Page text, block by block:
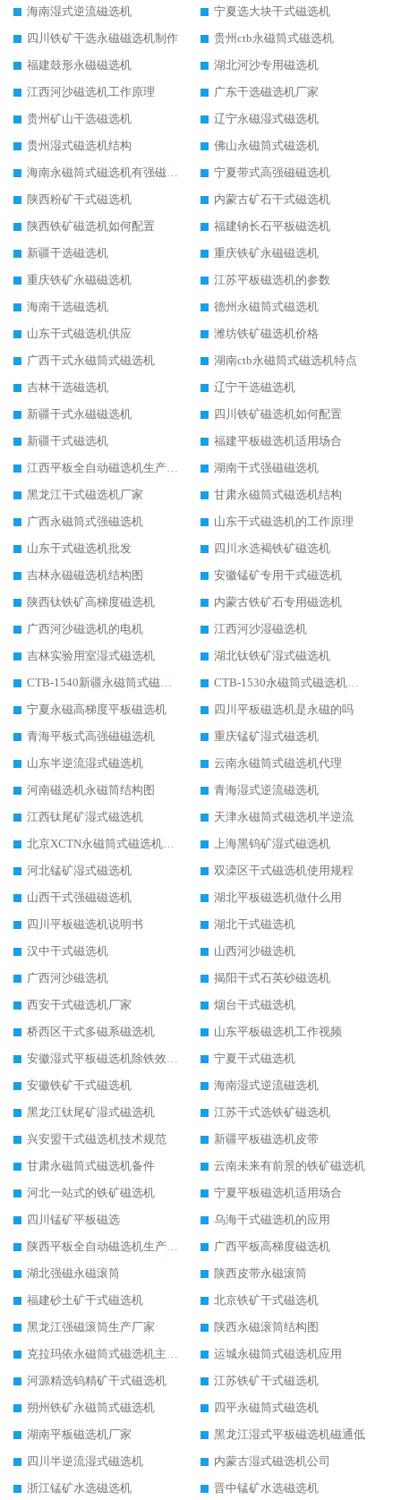
海南湿式逆流磁选机
宁夏选大块干式磁选机
四川铁矿干选永磁磁选机制作
贵州ctb永磁筒式磁选机
福建鼓形永磁磁选机
湖北河沙专用磁选机
江西河沙磁选机工作原理
广东干选磁选机厂家
贵州矿山干选磁选机
辽宁永磁湿式磁选机
贵州湿式磁选机结构
佛山永磁筒式磁选机
海南永磁筒式磁选机有强磁的吗
宁夏带式高强磁磁选机
陕西粉矿干式磁选机
内蒙古矿石干式磁选机
陕西铁矿磁选机如何配置
福建钠长石平板磁选机
新疆干选磁选机
重庆铁矿永磁磁选机
重庆铁矿永磁磁选机
江苏平板磁选机的参数
海南干选磁选机
德州永磁筒式磁选机
山东干式磁选机供应
潍坊铁矿磁选机价格
广西干式永磁筒式磁选机
湖南ctb永磁筒式磁选机特点
吉林干选磁选机
辽宁干选磁选机
新疆干式永磁磁选机
四川铁矿磁选机如何配置
新疆干式磁选机
福建平板磁选机适用场合
江西平板全自动磁选机生产厂家
湖南干式强磁磁选机
黑龙江干式磁选机厂家
甘肃永磁筒式磁选机结构
广西永磁筒式强磁选机
山东干式磁选机的工作原理
山东干式磁选机批发
四川水选褐铁矿磁选机
吉林永磁磁选机结构图
安徽锰矿专用干式磁选机
陕西钛铁矿高梯度磁选机
内蒙古铁矿石专用磁选机
广西河沙磁选机的电机
江西河沙湿磁选机
吉林实验用室湿式磁选机
湖北钛铁矿湿式磁选机
CTB-1540新疆永磁筒式磁选机
CTB-1530永磁筒式磁选机代理商
宁夏永磁高梯度平板磁选机
四川平板磁选机是永磁的吗
青海平板式高强磁磁选机
重庆锰矿湿式磁选机
山东半逆流湿式磁选机
云南永磁筒式磁选机代理
河南磁选机永磁筒结构图
青海湿式逆流磁选机
江西钛尾矿湿式磁选机
天津永磁筒式磁选机半逆流
北京XCTN永磁筒式磁选机磁块位置
上海黑钨矿湿式磁选机
河北锰矿湿式磁选机
双滦区干式磁选机使用规程
山西干式强磁磁选机
湖北平板磁选机做什么用
四川平板磁选机说明书
湖北干式磁选机
汉中干式磁选机
山西河沙磁选机
广西河沙磁选机
揭阳干式石英砂磁选机
西安干式磁选机厂家
烟台干式磁选机
桥西区干式多磁系磁选机
山东平板磁选机工作视频
安徽湿式平板磁选机除铁效果怎么样
宁夏干式磁选机
安徽铁矿干式磁选机
海南湿式逆流磁选机
黑龙江钛尾矿湿式磁选机
江苏干式选铁矿磁选机
兴安盟干式磁选机技术规范
新疆平板磁选机皮带
甘肃永磁筒式磁选机备件
云南未来有前景的铁矿磁选机
河北一站式的铁矿磁选机
宁夏平板磁选机适用场合
四川锰矿平板磁选
乌海干式磁选机的应用
陕西平板全自动磁选机生产厂家
广西平板高梯度磁选机
湖北强磁永磁滚筒
陕西皮带永磁滚筒
福建砂土矿干式磁选机
北京铁矿干式磁选机
黑龙江强磁滚筒生产厂家
陕西永磁滚筒结构图
克拉玛依永磁筒式磁选机主要技术参数
运城永磁筒式磁选机应用
河源精选钨精矿干式磁选机
江苏铁矿干式磁选机
朔州铁矿永磁筒式磁选机
四平永磁筒式磁选机
湖南平板磁选机厂家
黑龙江湿式平板磁选机磁通低
四川半逆流湿式磁选机
内蒙古湿式磁选机公司
浙江锰矿水选磁选机
晋中锰矿水选磁选机